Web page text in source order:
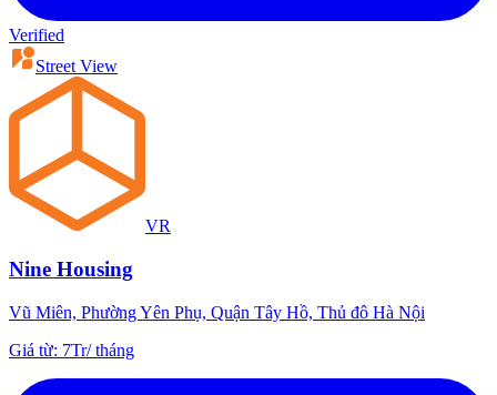
Verified
Street View
VR
Nine Housing
Vũ Miên, Phường Yên Phụ, Quận Tây Hồ, Thủ đô Hà Nội
Giá từ: 7Tr/tháng